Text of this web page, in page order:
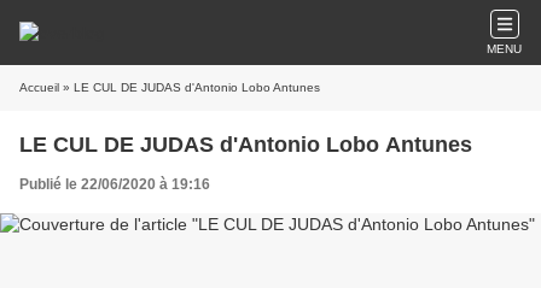
MENU
Accueil » LE CUL DE JUDAS d'Antonio Lobo Antunes
LE CUL DE JUDAS d'Antonio Lobo Antunes
Publié le 22/06/2020 à 19:16